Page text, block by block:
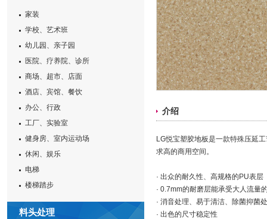
家装
学校、艺术班
幼儿园、亲子园
医院、疗养院、诊所
商场、超市、店面
酒店、宾馆、餐饮
办公、行政
工厂、实验室
健身房、室内运动场
休闲、娱乐
电梯
楼梯踏步
料头处理
介绍
LG悦宝塑胶地板是一款特殊压延
求高的商用空间。
· 出众的耐久性、高规格的PU表层
· 0.7mm的耐磨层能承受大人流量
· 消音处理、易于清洁、除菌抑菌
· 出色的尺寸稳定性